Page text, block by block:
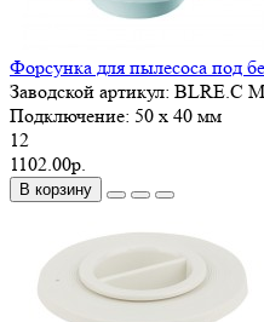
Форсунка для пылесоса под
Заводской артикул: BLRE.C
Подключение: 50 x 40 мм
12
1102.00р.
В корзину